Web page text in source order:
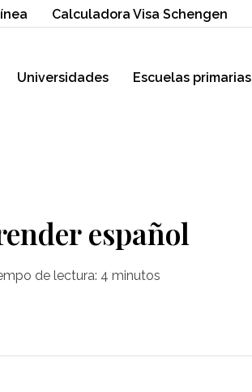
Calculadora Visa Schengen
Universidades Escuelas primarias
español
de lectura: 4 minutos